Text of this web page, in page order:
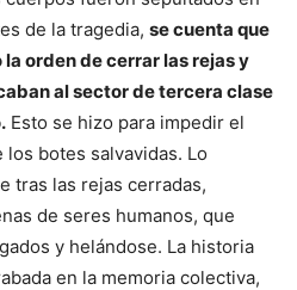
de la tragedia, se cuenta que
orden de cerrar las rejas y
al sector de tercera clase
Esto se hizo para impedir el
botes salvavidas. Lo
tras las rejas cerradas,
de seres humanos, que
y helándose. La historia
en la memoria colectiva,